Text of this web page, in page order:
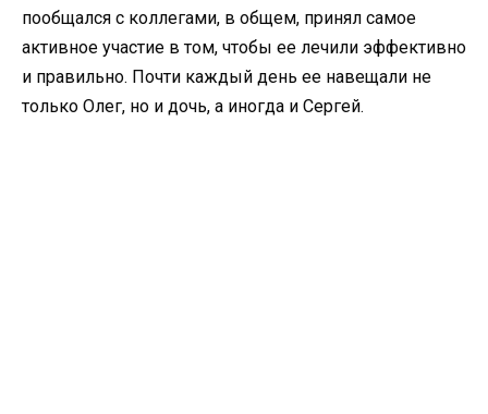
пообщался с коллегами, в общем, принял самое
активное участие в том, чтобы ее лечили эффективно
и правильно. Почти каждый день ее навещали не
только Олег, но и дочь, а иногда и Сергей.